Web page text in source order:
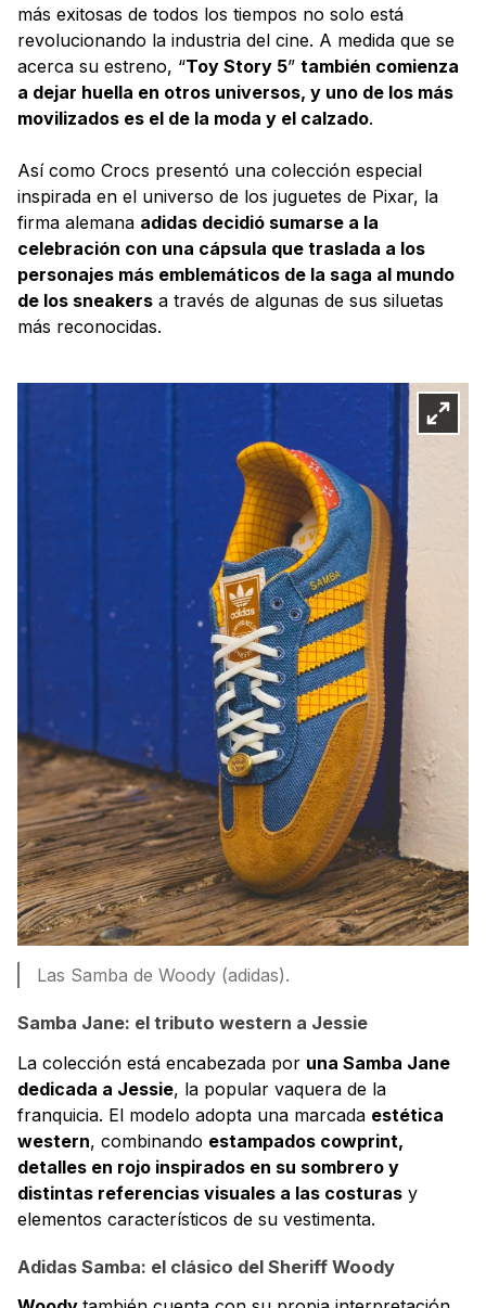
más exitosas de todos los tiempos no solo está
revolucionando la industria del cine. A medida que se
acerca su estreno, “Toy Story 5” también comienza
a dejar huella en otros universos, y uno de los más
movilizados es el de la moda y el calzado.
Así como Crocs presentó una colección especial
inspirada en el universo de los juguetes de Pixar, la
firma alemana adidas decidió sumarse a la
celebración con una cápsula que traslada a los
personajes más emblemáticos de la saga al mundo
de los sneakers a través de algunas de sus siluetas
más reconocidas.
Las Samba de Woody (adidas).
Samba Jane: el tributo western a Jessie
La colección está encabezada por una Samba Jane
dedicada a Jessie, la popular vaquera de la
franquicia. El modelo adopta una marcada estética
western, combinando estampados cowprint,
detalles en rojo inspirados en su sombrero y
distintas referencias visuales a las costuras y
elementos característicos de su vestimenta.
Adidas Samba: el clásico del Sheriff Woody